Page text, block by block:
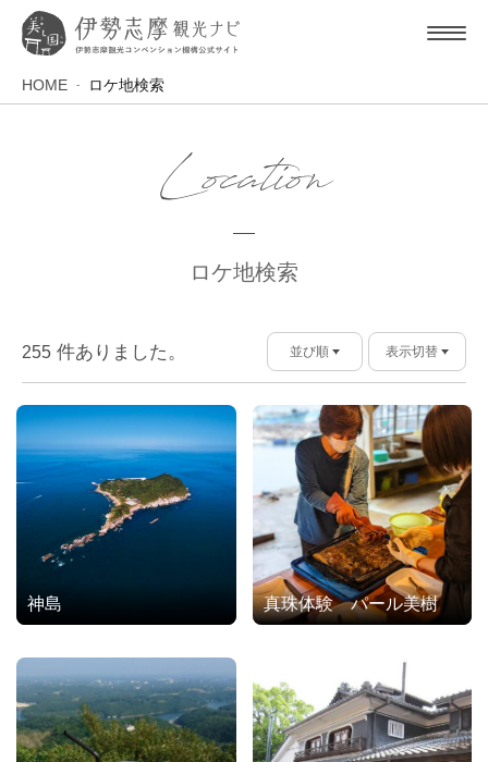
HOME ロケ地検索
Location
ロケ地検索
255 件ありました。 並び順 表示切替
神島 真珠体験 パール美樹